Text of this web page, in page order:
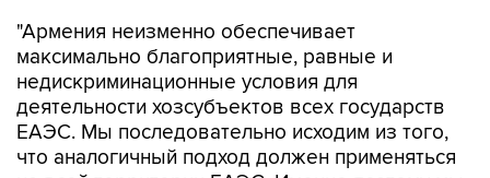
"Армения неизменно обеспечивает
максимально благоприятные, равные и
недискриминационные условия для
деятельности хозсубъектов всех государств
ЕАЭС. Мы последовательно исходим из того,
что аналогичный подход должен применяться